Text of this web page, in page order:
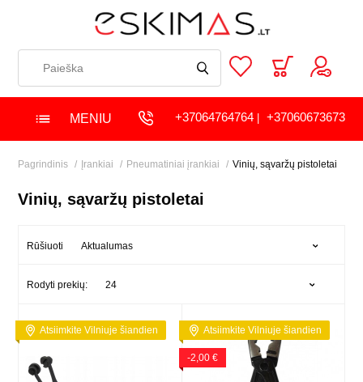
MENIU +37064764764| +37060673673
Pagrindinis Įrankiai Pneumatiniai įrankiai Vinių, sąvaržų pistoletai
Vinių, sąvaržų pistoletai
Rūšiuoti Aktualumas
Rodyti prekių: 24
Atsiimkite Vilniuje šiandien Atsiimkite Vilniuje šiandien
-2,00 €